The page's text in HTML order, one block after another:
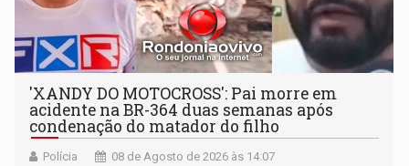
'XANDY DO MOTOCROSS': Pai morre em
acidente na BR-364 duas semanas após
condenação do matador do filho
Polícia 08 de Agosto de 2026 às 14:07